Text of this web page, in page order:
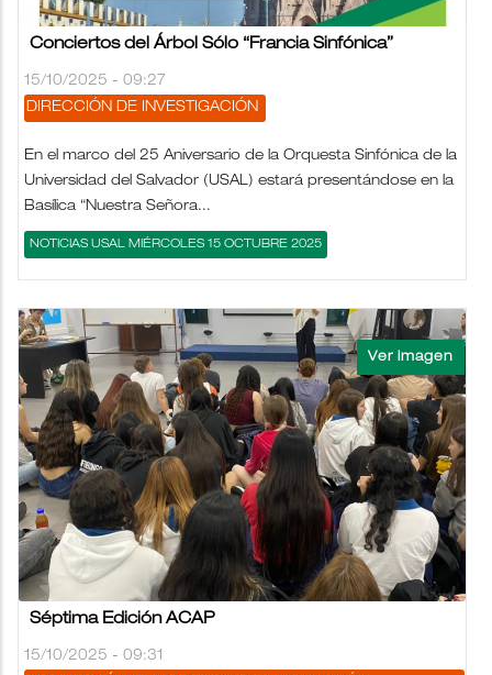
Conciertos del Árbol Sólo “Francia Sinfónica”
15/10/2025 - 09:27
DIRECCIÓN DE INVESTIGACIÓN
En el marco del 25 Aniversario de la Orquesta Sinfónica de la
Universidad del Salvador (USAL) estará presentándose en la
Basílica “Nuestra Señora...
NOTICIAS USAL MIÉRCOLES 15 OCTUBRE 2025
Séptima Edición ACAP
15/10/2025 - 09:31